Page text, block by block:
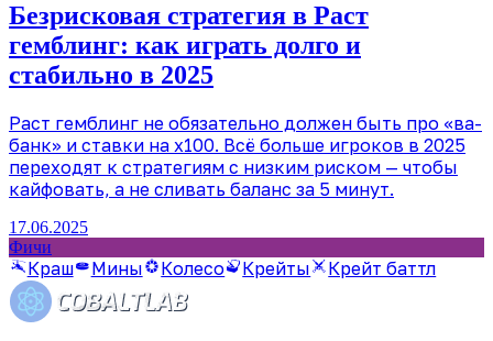
Безрисковая стратегия в Раст
гемблинг: как играть долго и
стабильно в 2025
Раст гемблинг не обязательно должен быть про «ва-
банк» и ставки на x100. Всё больше игроков в 2025
переходят к стратегиям с низким риском — чтобы
кайфовать, а не сливать баланс за 5 минут.
17.06.2025
Фичи
Краш Мины Колесо Крейты Крейт баттл